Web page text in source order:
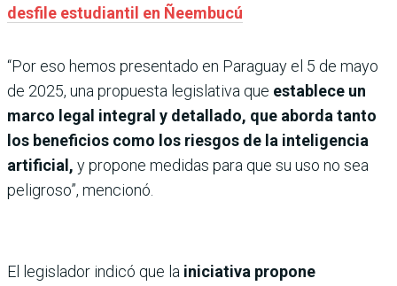
desfile estudiantil en Ñeembucú
“Por eso hemos presentado en Paraguay el 5 de mayo
de 2025, una propuesta legislativa que establece un
marco legal integral y detallado, que aborda tanto
los beneficios como los riesgos de la inteligencia
artificial, y propone medidas para que su uso no sea
peligroso”, mencionó.
El legislador indicó que la iniciativa propone